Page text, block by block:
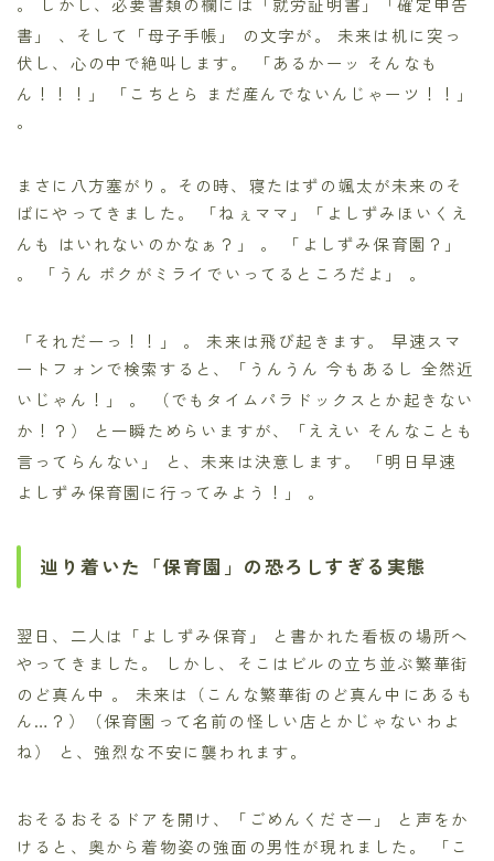
書」 、そして「母子手帳」
の文字が。 未来は机に突っ
伏し、心の中で絶叫します。 「あるかーッ そんなも
ん！！！」 「こちとら まだ産んでないんじゃーツ！！」
。
まさに八方塞がり。その時、寝たはずの颯太が未来のそ
ばにやってきました。 「ねぇママ」「よしずみほいくえ
んも はいれないのかなぁ？」 。 「よしずみ保育園？」
。 「うん ボクがミライでいってるところだよ」 。
「それだーっ！！」 。 未来は飛び起きます。 早速スマ
ートフォンで検索すると、「うんうん 今もあるし 全然近
いじゃん！」 。 （でもタイムパラドックスとか起きない
か！？）
と一瞬ためらいますが、「ええい そんなことも
言ってらんない」
と、未来は決意します。 「明日早速
よしずみ保育園に行ってみよう！」 。
辿り着いた「保育園」の恐ろしすぎる実態
翌日、二人は「よしずみ保育」
と書かれた看板の場所へ
やってきました。 しかし、そこはビルの立ち並ぶ繁華街
のど真ん中 。 未来は（こんな繁華街のど真ん中にあるも
ん…？）（保育園って名前の怪しい店とかじゃないわよ
ね）
と、強烈な不安に襲われます。
おそるおそるドアを開け、「ごめんくださー」
と声をか
けると、奥から着物姿の強面の男性が現れました。 「こ